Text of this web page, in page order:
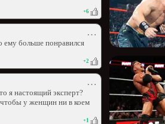
+6
⋯
ему больше понравился
+2
⋯
я настоящий эксперт?
чтобы у женщин ни в коем
+1